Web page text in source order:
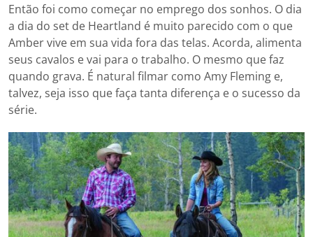
Então foi como começar no emprego dos sonhos. O dia
a dia do set de Heartland é muito parecido com o que
Amber vive em sua vida fora das telas. Acorda, alimenta
seus cavalos e vai para o trabalho. O mesmo que faz
quando grava. É natural filmar como Amy Fleming e,
talvez, seja isso que faça tanta diferença e o sucesso da
série.